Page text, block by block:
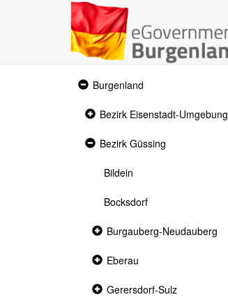
Expanded
section
Burgenland
Collapsed
Bezirk Eisenstadt-Umgebung
Expanded
Bezirk Güssing
Bildein
Bocksdorf
Collapsed
section
Burgauberg-Neudauberg
Collapsed
Eberau
Collapsed
Gerersdorf-Sulz